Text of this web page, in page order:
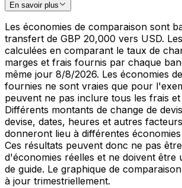
En savoir plus
Les économies de comparaison sont
transfert de GBP 20,000 vers USD.
calculées en comparant le taux de
marges et frais fournis par chaque
même jour 8/8/2026. Les économies
fournies ne sont vraies que pour
peuvent ne pas inclure tous les frais
Différents montants de change de
devise, dates, heures et autres
donneront lieu à différentes
Ces résultats peuvent donc ne pas
d'économies réelles et ne doivent être
de guide. Le graphique de
à jour trimestriellement.